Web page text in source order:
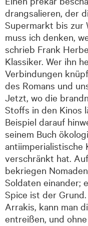
drangsalieren, der
Supermarkt bis zur
muss ich denken,
schrieb Frank
Klassiker. Wer ihn
Verbindungen
des Romans und
Jetzt, wo die
Stoffs in den Kinos
Beispiel darauf
seinem Buch
antiimperialistische
verschränkt hat.
bekriegen
Soldaten einander;
Spice ist der
Arrakis, kann man
entreißen, und